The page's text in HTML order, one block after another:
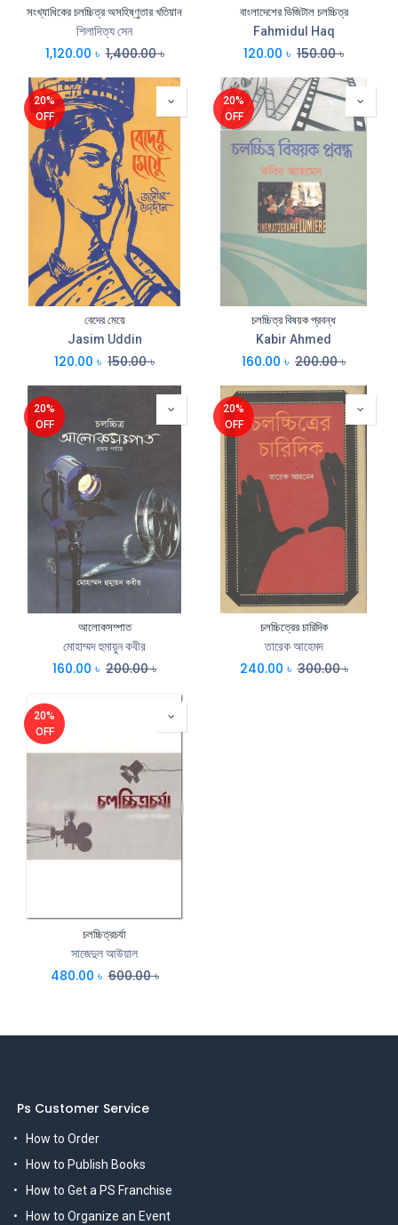
সংখ্যাধিকের চলচ্চিত্র অসহিষ্ণুতার খতিয়ান
শিলাদিত্য সেন
1,120.00 ৳ 1,400.00৳
বাংলাদেশের ডিজিটাল চলচ্চিত্র
Fahmidul Haq
120.00 ৳ 150.00৳
20%
OFF
বেদের মেয়ে
Jasim Uddin
120.00 ৳ 150.00৳
20%
OFF
চলচ্চিত্র বিষয়ক প্রবন্ধ
Kabir Ahmed
160.00 ৳ 200.00৳
20%
OFF
আলোকসম্পাত
মোহাম্মদ হুমায়ুন কবীর
160.00 ৳ 200.00৳
20%
OFF
চলচ্চিত্রের চারিদিক
তারেক আহেমদ
240.00 ৳ 300.00৳
20%
OFF
চলচ্চিত্রচর্যা
সাজেদুল আউয়াল
480.00 ৳ 600.00৳
Ps Customer Service
How to Order
How to Publish Books
How to Get a PS Franchise
How to Organize an Event